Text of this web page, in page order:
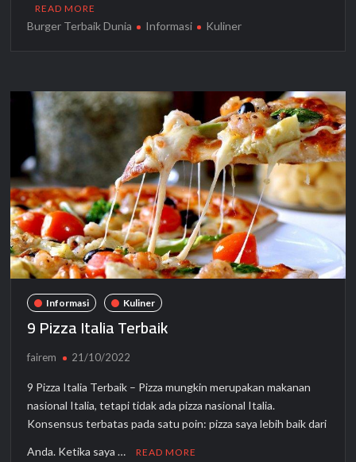
READ MORE
Burger Terbaik Dunia Informasi Kuliner
Informasi Kuliner
9 Pizza Italia Terbaik
fairem 21/10/2022
9 Pizza Italia Terbaik – Pizza mungkin merupakan makanan
nasional Italia, tetapi tidak ada pizza nasional Italia.
Konsensus terbatas pada satu poin: pizza saya lebih baik dari
Anda. Ketika saya … READ MORE